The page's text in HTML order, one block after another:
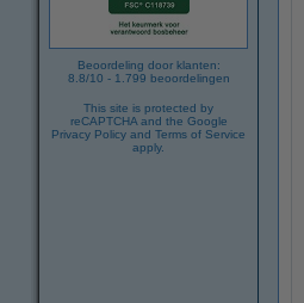
Beoordeling door klanten:
8.8/10 - 1.799 beoordelingen
This site is protected by
reCAPTCHA and the Google
Privacy Policy and Terms of Service
apply.